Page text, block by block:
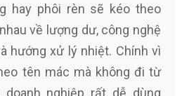
hay phôi rèn sẽ kéo theo
về lượng dư, công nghệ
hướng xử lý nhiệt. Chính vì
tên mác mà không đi từ
doanh nghiệp rất dễ dùng